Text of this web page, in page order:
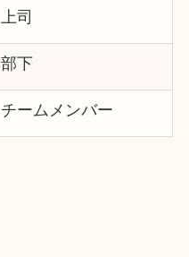
上司
部下
チームメンバー